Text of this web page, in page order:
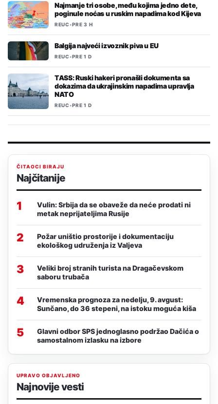
Najmanje tri osobe, među kojima jedno dete,
poginule noćas u ruskim napadima kod Kijeva
REUC•PRE 3 H
Balgija najveći izvoznik piva u EU
REUC•PRE 1 D
TASS: Ruski hakeri pronašli dokumenta sa
dokazima da ukrajinskim napadima upravlja
NATO
REUC•PRE 1 D
ČITAOCI BIRAJU
Najčitanije
1
Vulin: Srbija da se obaveže da neće prodati ni
metak neprijateljima Rusije
2
Požar uništio prostorije i dokumentaciju
ekološkog udruženja iz Valjeva
3
Veliki broj stranih turista na Dragačevskom
saboru trubača
4
Vremenska prognoza za nedelju, 9. avgust:
Sunčano, do 36 stepeni, na istoku moguća kiša
5
Glavni odbor SPS jednoglasno podržao Dačića o
samostalnom izlasku na izbore
UPRAVO OBJAVLJENO
Najnovije vesti